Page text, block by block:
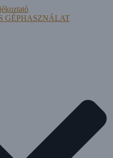
GÉPHASZNÁLAT